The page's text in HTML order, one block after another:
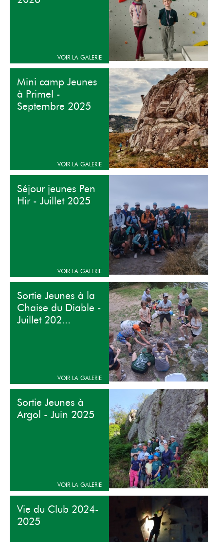
Mini camp Jeunes
à Primel -
Septembre 2025
Séjour jeunes Pen
Hir - Juillet 2025
Sortie Jeunes à la
Chaise du Diable -
Juillet 202...
Sortie Jeunes à
Argol - Juin 2025
Vie du Club 2024-
2025